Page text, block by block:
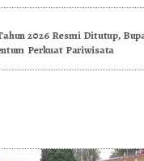
2026 Resmi Ditutup,
Perkuat Pariwisata